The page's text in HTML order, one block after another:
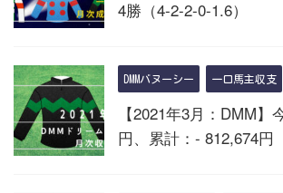
4勝（4-2-2-0-1.6）
DMMバヌーシー 一口馬主収支
【2021年3月：DMM】
円、累計：- 812,674円